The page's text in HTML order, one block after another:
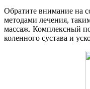
Обратите внимание на
методами лечения,
массаж. Комплексный
коленного сустава и